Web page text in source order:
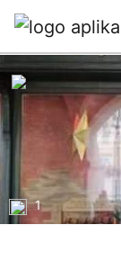
1